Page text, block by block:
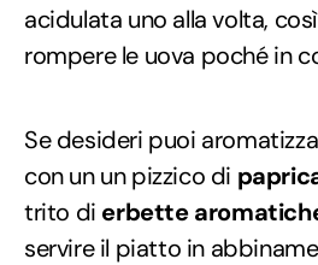
acidulata uno alla volta,
rompere le uova poché in
Se desideri puoi
con un un pizzico di
trito di erbette
servire il piatto in